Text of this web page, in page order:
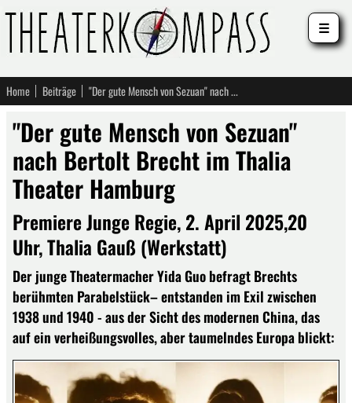
Home Beiträge "Der gute Mensch von Sezuan" nach Bertolt Brecht im Thalia Theater Hamburg
"Der gute Mensch von Sezuan"
nach Bertolt Brecht im Thalia
Theater Hamburg
Premiere Junge Regie, 2. April 2025,20
Uhr, Thalia Gauß (Werkstatt)
Der junge Theatermacher Yida Guo befragt Brechts
berühmten Parabelstück– entstanden im Exil zwischen
1938 und 1940 - aus der Sicht des modernen China, das
auf ein verheißungsvolles, aber taumelndes Europa blickt:
☰